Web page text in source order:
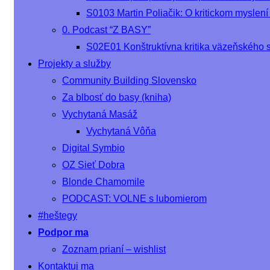
S0103 Martin Poliačik: O kritickom
0. Podcast “Z BASY”
S02E01 Konštruktívna kritika väzeňského
Projekty a služby
Community Building Slovensko
Za blbosť do basy (kniha)
Vychytaná Masáž
Vychytaná Vôňa
Digital Symbio
OZ Sieť Dobra
Blonde Chamomile
PODCAST: VOLNE s lubomierom
#heštegy
Podpor ma
Zoznam prianí – wishlist
Kontaktuj ma